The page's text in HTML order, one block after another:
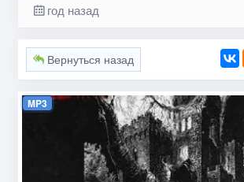
год назад
Вернуться назад
MP3